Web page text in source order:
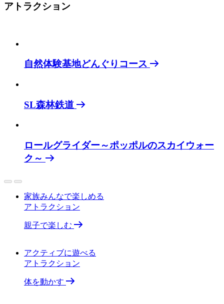
アトラクション
自然体験基地どんぐりコース
SL森林鉄道
ロールグライダー～ポッポルのスカイウォー
ク～
家族みんなで楽しめる
アトラクション
親子で楽しむ
アクティブに遊べる
アトラクション
体を動かす